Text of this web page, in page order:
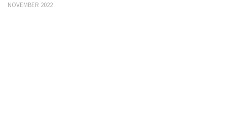
NOVEMBER 2022